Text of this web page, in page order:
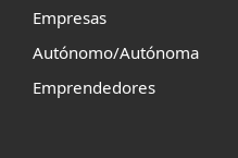
Empresas
Autónomo/Autónoma
Emprendedores